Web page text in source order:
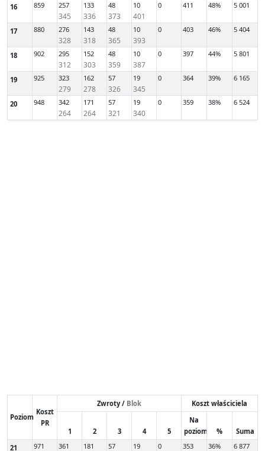
16 859 257
345
133
336
48
373
10
401
0 411 48% 5 001
17 880 276
328
143
318
48
365
10
393
0 403 46% 5 404
18 902 295
312
152
303
48
359
10
387
0 397 44% 5 801
19 925 323
279
162
278
57
326
19
345
0 364 39% 6 165
20 948 342
264
171
264
57
321
19
340
0 359 38% 6 524
Poziom
Koszt
PR
Zwroty / Blok Koszt właściciela
1 2 3 4 5
Na
poziom
%
Suma
21
971 361 181 57 19 0 353 36% 6 877